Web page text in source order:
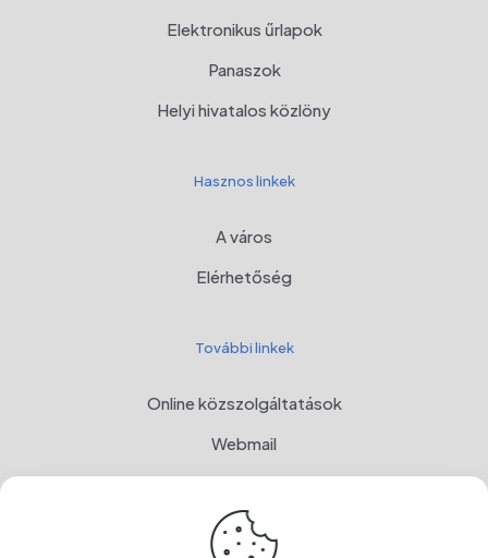
Elektronikus űrlapok
Panaszok
Helyi hivatalos közlöny
Hasznos linkek
A város
Elérhetőség
További linkek
Online közszolgáltatások
Webmail
Programul Național de Dezvoltare Rurală, MADR
Címer